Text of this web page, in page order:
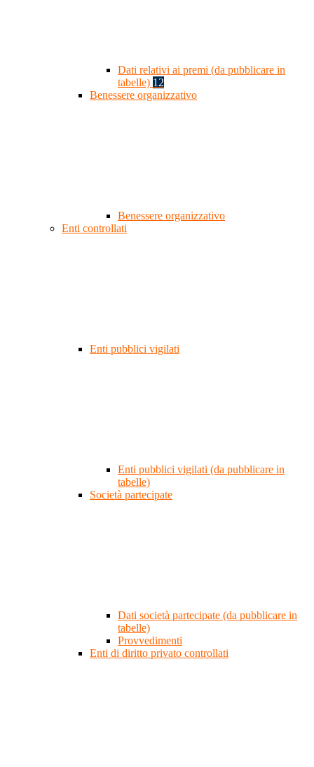
Dati relativi ai premi (da pubblicare in
tabelle) 12
Benessere organizzativo
Benessere organizzativo
Enti controllati
Enti pubblici vigilati
Enti pubblici vigilati (da pubblicare in
tabelle)
Società partecipate
Dati società partecipate (da pubblicare in
tabelle)
Provvedimenti
Enti di diritto privato controllati